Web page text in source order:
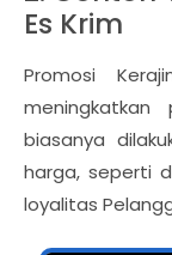
Es Krim
Promosi
biasanya
harga, seperti
loyalitas